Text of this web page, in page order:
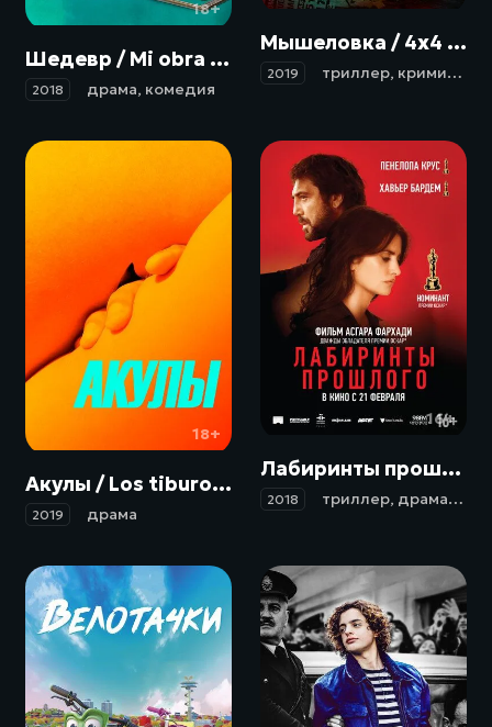
18+
Шедевр / Mi obra maestra (2018)
2018 драма, комедия
Мышеловка / 4x4 (2019)
2019 триллер, криминал
18+
Акулы / Los tiburones (2019)
2019 драма
16+
Лабиринты прошлого / Todos lo saben (2018)
2018 триллер, драма,